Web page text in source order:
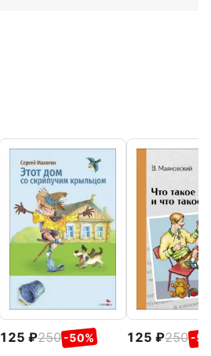
125 250 -50% 125 250 -